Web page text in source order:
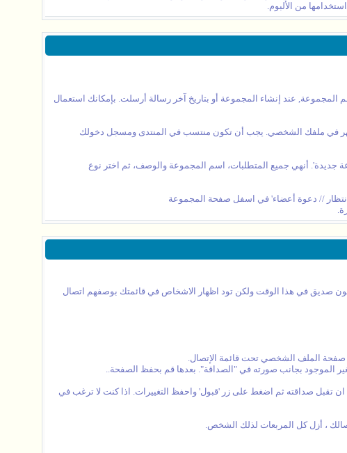
من الألبوم.
عند إنشاء المجموعة أو بتاريخ آخر رسالة أرسلت. بإمكانك استعمال
سظهر في ملفك الشخصي. يجب أن تكون منتسب في المنتدى ومسجل دخولك
أنهي جميع المتطلبات، اسم المجموعة والوصف، ثم اختر نوع
// دعوة أعضاء' في اسفل صفحة المجموعة
صديق في هذا الوقت ولكن تود اظهار الاشخاص في قائمتك بوصفهم اتصال
الملف الشخصي تحت قائمة الإتصال.
الموجود بجانب صورته في "الصداقة". بعدها قم بحفظ الصفحة..
تقبل صداقته ثم اضغط على زر 'قبول' واحفظ التغييرات. اذا كنت لا ترغب في
، أزل كل المربعات لذلك الشخص.